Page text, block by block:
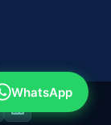
Yetkili
WhatsApp